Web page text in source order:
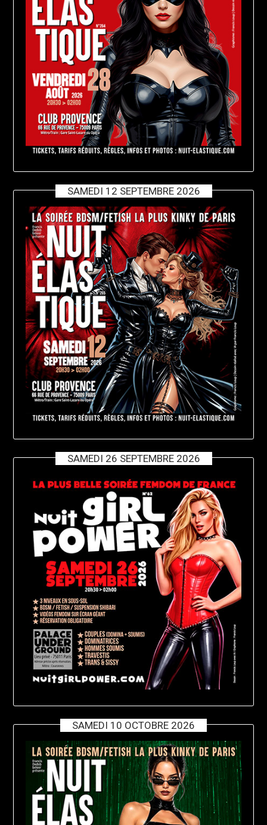
SAMEDI 12 SEPTEMBRE 2026
SAMEDI 26 SEPTEMBRE 2026
SAMEDI 10 OCTOBRE 2026